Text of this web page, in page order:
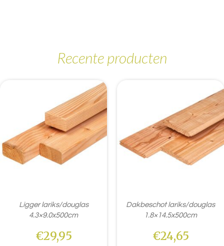
Recente producten
Ligger lariks/douglas
4.3×9.0x500cm
€29,95
Dakbeschot lariks/douglas
1.8×14.5x500cm
€24,65